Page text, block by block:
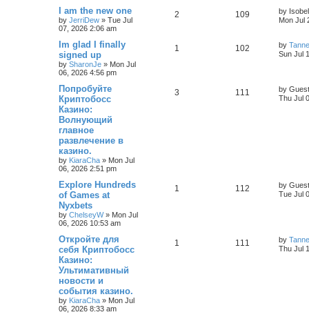
I am the new one
by JerriDew » Tue Jul
07, 2026 2:06 am
2 109 by Isobel
Mon Jul
Im glad I finally
signed up
by SharonJe » Mon Jul
06, 2026 4:56 pm
1 102 by
Sun Jul
Попробуйте
Криптобосс
Казино:
Волнующий
главное
развлечение в
казино.
by KiaraCha » Mon Jul
06, 2026 2:51 pm
3 111 by Guest
Thu Jul
Explore Hundreds
of Games at
Nyxbets
by ChelseyW» Mon Jul
06, 2026 10:53 am
1 112 by Guest
Tue Jul
Откройте для
себя Криптобосс
Казино:
Ультимативный
новости и
события казино.
by KiaraCha » Mon Jul
06, 2026 8:33 am
1 111 by
Thu Jul